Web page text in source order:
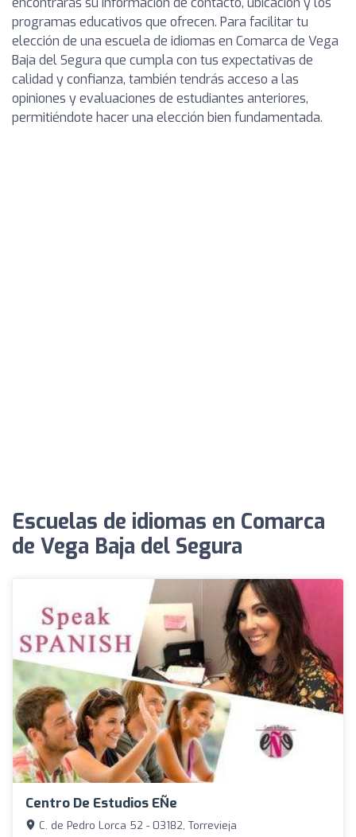
programas educativos que ofrecen. Para facilitar tu
elección de una escuela de idiomas en Comarca de Vega
Baja del Segura que cumpla con tus expectativas de
calidad y confianza, también tendrás acceso a las
opiniones y evaluaciones de estudiantes anteriores,
permitiéndote hacer una elección bien fundamentada.
Escuelas de idiomas en Comarca
de Vega Baja del Segura
Centro De Estudios EÑe
C. de Pedro Lorca 52 - 03182, Torrevieja